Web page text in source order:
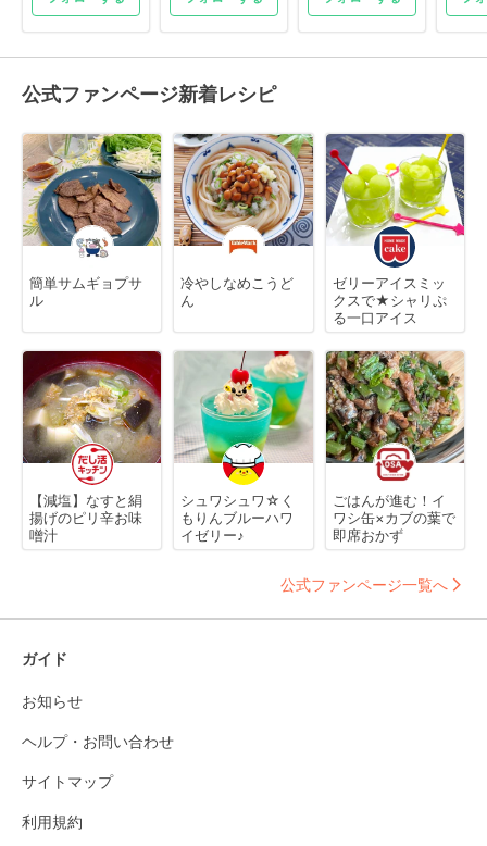
公式ファンページ新着レシピ
簡単サムギョプサ
ル
冷やしなめこうど
ん
ゼリーアイスミッ
クスで★シャリぷ
る一口アイス
【減塩】なすと絹
揚げのピリ辛お味
噌汁
シュワシュワ☆く
もりんブルーハワ
イゼリー♪
ごはんが進む！イ
ワシ缶×カブの葉で
即席おかず
公式ファンページ一覧へ
ガイド
お知らせ
ヘルプ・お問い合わせ
サイトマップ
利用規約